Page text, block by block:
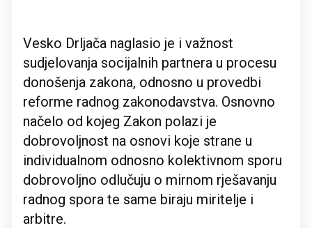
Vesko Drljača naglasio je i važnost
sudjelovanja socijalnih partnera u procesu
donošenja zakona, odnosno u provedbi
reforme radnog zakonodavstva. Osnovno
načelo od kojeg Zakon polazi je
dobrovoljnost na osnovi koje strane u
individualnom odnosno kolektivnom sporu
dobrovoljno odlučuju o mirnom rješavanju
radnog spora te same biraju miritelje i
arbitre.